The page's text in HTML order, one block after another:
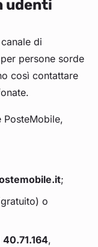
udenti
di
persone sorde
così contattare
PosteMobile,
;
o
40.71.164,